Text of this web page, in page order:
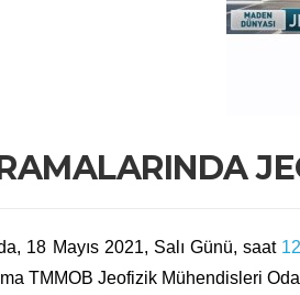
18 Mayıs 2021, Salı Günü, saat
TMMOB Jeofizik Mühendisleri